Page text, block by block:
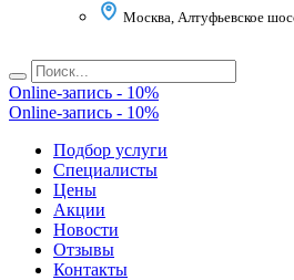
Москва, Алтуфьевское
Online-запись - 10%
Online-запись - 10%
Подбор услуги
Специалисты
Цены
Акции
Новости
Отзывы
Контакты